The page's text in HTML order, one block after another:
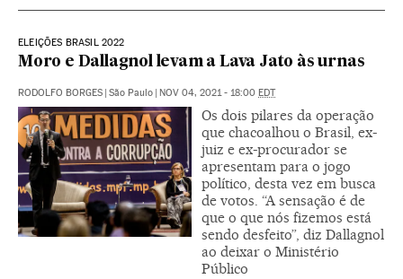
ELEIÇÕES BRASIL 2022
Moro e Dallagnol levam a Lava Jato às urnas
RODOLFO BORGES São Paulo NOV 04, 2021 - 18:00 EDT
Os dois pilares da operação
que chacoalhou o Brasil, ex-
juiz e ex-procurador se
apresentam para o jogo
político, desta vez em busca
de votos. “A sensação é de
que o que nós fizemos está
sendo desfeito”, diz Dallagnol
ao deixar o Ministério
Público